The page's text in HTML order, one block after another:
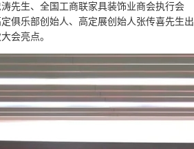
先生、全国工商联家具装饰业商会执行会
俱乐部创始人、高定展创始人张传喜先生出
会亮点。